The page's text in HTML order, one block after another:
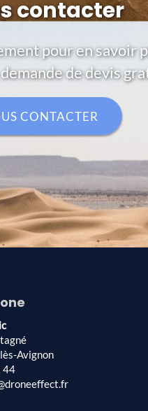
contacter
pour en savoir
de devis
CONTACTER
Avignon
44